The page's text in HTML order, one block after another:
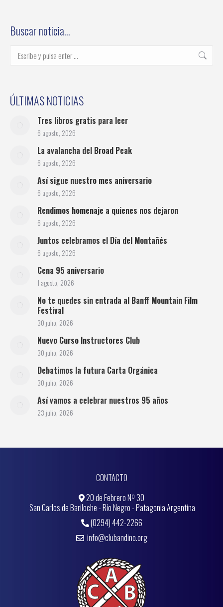
Buscar noticia…
Buscar:
ÚLTIMAS NOTICIAS
Tres libros gratis para leer
6 agosto, 2026
La avalancha del Broad Peak
6 agosto, 2026
Así sigue nuestro mes aniversario
6 agosto, 2026
Rendimos homenaje a quienes nos dejaron
6 agosto, 2026
Juntos celebramos el Día del Montañés
6 agosto, 2026
Cena 95 aniversario
1 agosto, 2026
No te quedes sin entrada al Banff Mountain Film
Festival
30 julio, 2026
Nuevo Curso Instructores Club
30 julio, 2026
Debatimos la futura Carta Orgánica
30 julio, 2026
Así vamos a celebrar nuestros 95 años
23 julio, 2026
CONTACTO
20 de Febrero Nº 30
San Carlos de Bariloche - Río Negro - Patagonia Argentina
(0294) 442-2266
info@clubandino.org